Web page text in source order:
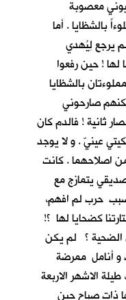
معصوبة
بالشظايا . أما
يرجع لِيُهدي
لها ! حين رفعوا
بالشظايا
صارحوني
ثانية ! فالدم كان
عينيّ . و لا يوجد
اصلاحهما . كانت
يتمازج مع
حرب لم افهم،
كضحايا لها ؟!
الضحية ؟ لم يكن
أنامل ممرضة
الاشهر الاربعة
ذات صباح حين